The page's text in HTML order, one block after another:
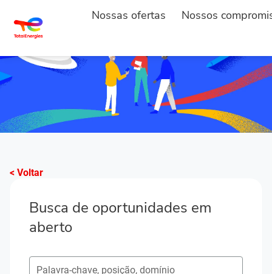
Nossas ofertas Nossos
< Voltar
Busca de oportunidades em
aberto
Pesquisar postos em aberto